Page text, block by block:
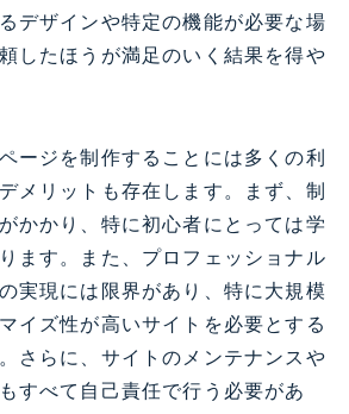
デザインや特定の機能が必要な場
したほうが満足のいく結果を得や
ージを制作することには多くの利
メリットも存在します。まず、制
かかり、特に初心者にとっては学
ます。また、プロフェッショナル
実現には限界があり、特に大規模
イズ性が高いサイトを必要とする
さらに、サイトのメンテナンスや
すべて自己責任で行う必要があ